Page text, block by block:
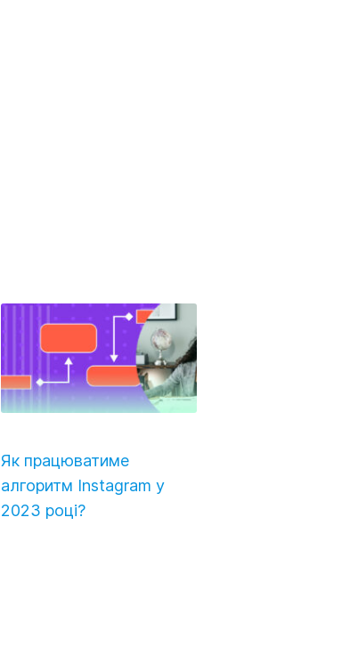
Як працюватиме
алгоритм Instagram у
2023 році?